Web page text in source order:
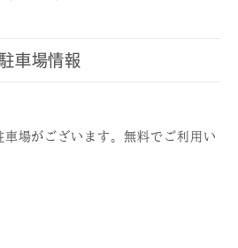
車場情報
場がございます。無料でご利用い